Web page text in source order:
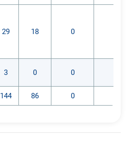
29 18 0
3 0 0
144 86 0